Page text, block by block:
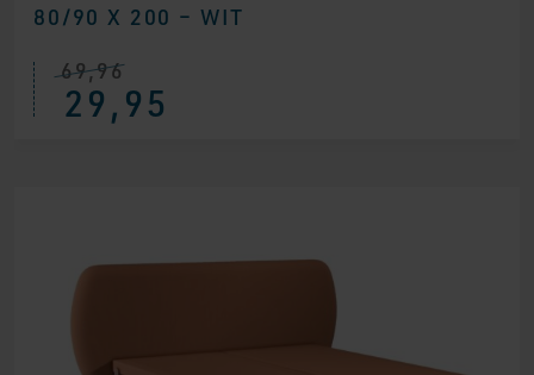
80/90 X 200 – WIT
69,96
Oorspronkelijke
prijs
was:
29,95
Huidige
prijs
is: